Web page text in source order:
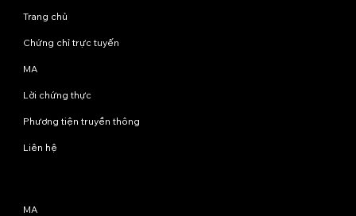
Trang chủ
Chứng chỉ trực tuyến
MA
Lời chứng thực
Phương tiện truyền thông
Liên hệ
MA